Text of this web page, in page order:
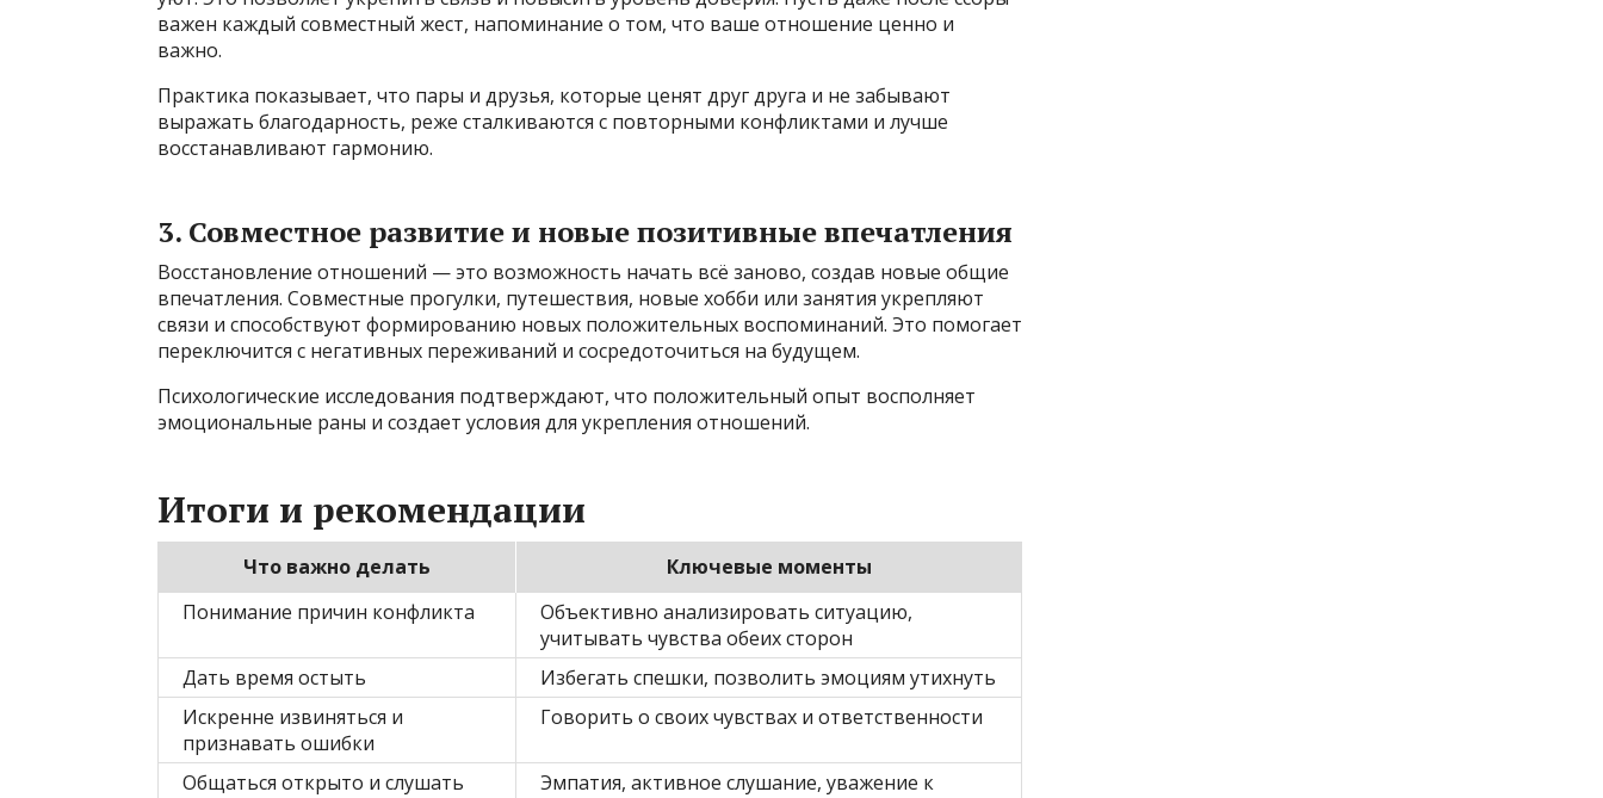
важен каждый совместный жест, напоминание о том, что ваше отношение ценно и
важно.
Практика показывает, что пары и друзья, которые ценят друг друга и не забывают
выражать благодарность, реже сталкиваются с повторными конфликтами и лучше
восстанавливают гармонию.
3. Совместное развитие и новые позитивные впечатления
Восстановление отношений — это возможность начать всё заново, создав новые общие
впечатления. Совместные прогулки, путешествия, новые хобби или занятия укрепляют
связи и способствуют формированию новых положительных воспоминаний. Это помогает
переключится с негативных переживаний и сосредоточиться на будущем.
Психологические исследования подтверждают, что положительный опыт восполняет
эмоциональные раны и создает условия для укрепления отношений.
Итоги и рекомендации
Что важно делать
Ключевые моменты
Понимание причин конфликта
Объективно анализировать ситуацию,
учитывать чувства обеих сторон
Дать время остыть
Избегать спешки, позволить эмоциям утихнуть
Искренне извиняться и
признавать ошибки
Говорить о своих чувствах и ответственности
Общаться открыто и слушать
Эмпатия, активное слушание, уважение к